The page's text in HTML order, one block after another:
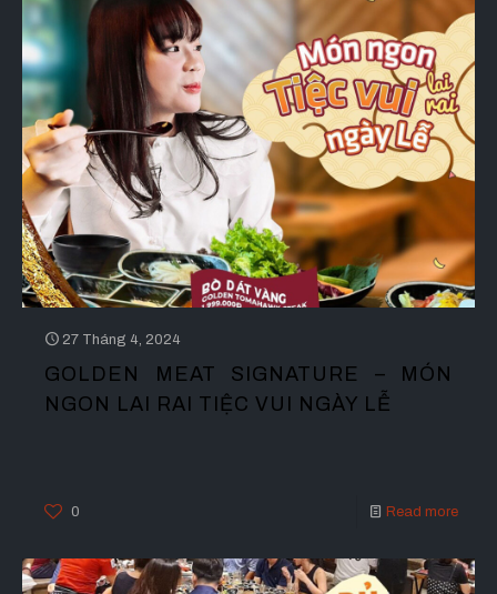
27 Tháng 4, 2024
GOLDEN MEAT SIGNATURE – MÓN
NGON LAI RAI TIỆC VUI NGÀY LỄ
0 Read more